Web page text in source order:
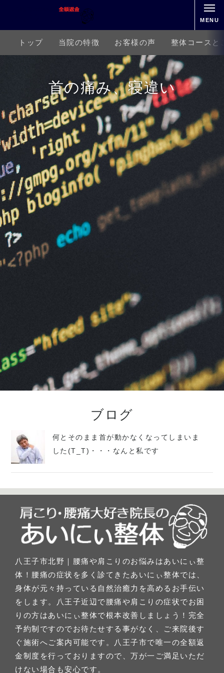
MENU
トップ 当院の特徴 お客様の声 整体コースと
首の痛み、寝違い
ブログ
何とそのまま首が動かなくなってしまいま
した(T_T)・・・なんと私です
八王子市北野｜腰痛や肩こりのお悩みはあいにぃ整
体！腰痛の症状を多く診てきたあいにぃ整体では、
身体が元々持っている自然治癒力を高めるお手伝い
をします。八王子近辺で腰痛や肩こりの症状でお困
りの方はあいにぃ整体で根本改善しましょう！完全
予約制ですのでお待たせする事がなく、ご来院後す
ぐ施術へご案内可能です。八王子市で唯一の全額返
金制度を行っておりますので、万が一ご満足いただ
けない場合も安心です。